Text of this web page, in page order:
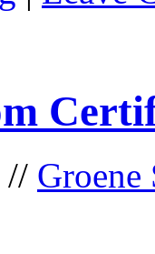
// Groene